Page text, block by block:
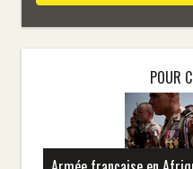
POUR